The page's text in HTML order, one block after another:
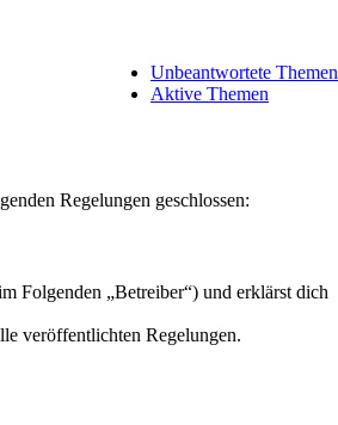
Unbeantwortete Themen
Aktive Themen
Regelungen geschlossen:
Folgenden „Betreiber“) und erklärst dich
veröffentlichten Regelungen.